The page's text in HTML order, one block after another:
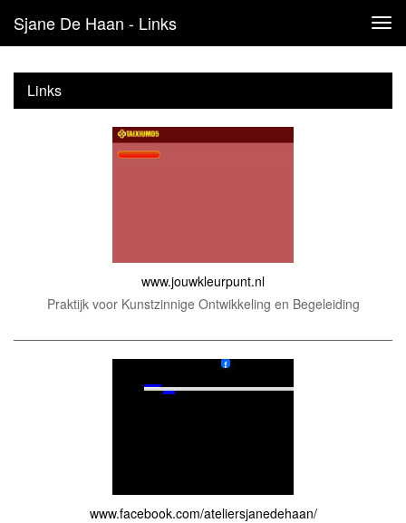
Sjane De Haan - Links
Links
www.jouwkleurpunt.nl
Praktijk voor Kunstzinnige Ontwikkeling en Begeleiding
www.facebook.com/ateliersjanedehaan/